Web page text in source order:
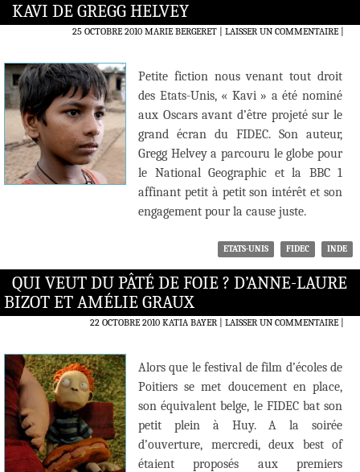
KAVI DE GREGG HELVEY
25 OCTOBRE 2010 MARIE BERGERET LAISSER UN COMMENTAIRE|
Petite fiction nous venant tout droit
des Etats-Unis, « Kavi » a été nominé
aux Oscars avant d’être projeté sur le
grand écran du FIDEC. Son auteur,
Gregg Helvey a parcouru le globe pour
le National Geographic et la BBC 1
affinant petit à petit son intérêt et son
engagement pour la cause juste.
ETATS-UNIS FIDEC INDE
QUI VEUT DU PÂTÉ DE FOIE ? D’ANNE-LAURE
BIZOT ET AMÉLIE GRAUX
22 OCTOBRE 2010 KATIA BAYER LAISSER UN COMMENTAIRE|
Alors que le festival de film d’écoles de
Poitiers se met doucement en place,
son équivalent belge, le FIDEC bat son
petit plein à Huy. A la soirée
d’ouverture, mercredi, deux best of
étaient proposés aux premiers